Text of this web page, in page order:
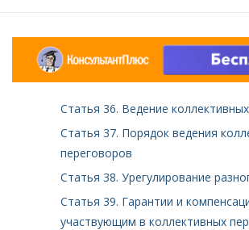
Статья 36. Ведение
Статья 37. Порядок ведения
переговоров
Статья 38. Урегулирование
Статья 39. Гарантии и
участвующим в коллективных